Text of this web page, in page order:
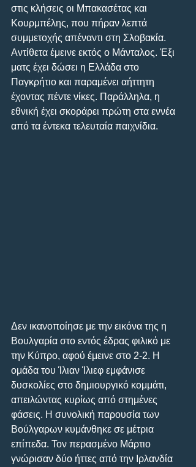
στις κλήσεις οι Μπακασέτας και
Κουρμπέλης, που πήραν λεπτά
συμμετοχής απέναντι στη Σλοβακία.
Αντίθετα έμεινε εκτός ο Μάνταλος. Έξι
ματς έχει δώσει η Ελλάδα στο
Παγκρήτιο και παραμένει αήττητη
έχοντας πέντε νίκες. Παράλληλα, η
εθνική έχει σκοράρει πρώτη στα εννέα
από τα έντεκα τελευταία παιχνίδια.
Δεν ικανοποίησε με την εικόνα της η
Βουλγαρία στο εντός έδρας φιλικό με
την Κύπρο, αφού έμεινε στο 2-2. Η
ομάδα του Ίλιαν Ίλιεφ εμφάνισε
δυσκολίες στο δημιουργικό κομμάτι,
απειλώντας κυρίως από στημένες
φάσεις. Η συνολική παρουσία των
Βούλγαρων κυμάνθηκε σε μέτρια
επίπεδα. Τον περασμένο Μάρτιο
γνώρισαν δύο ήττες από την Ιρλανδία